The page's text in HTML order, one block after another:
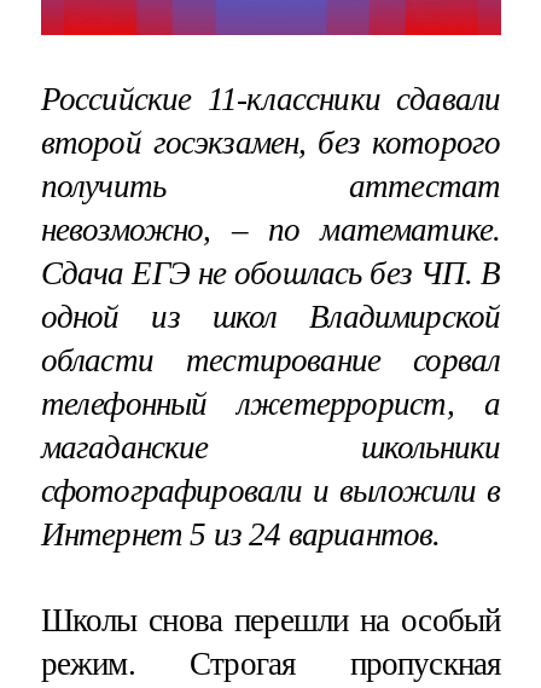
Российские 11-классники сдавали
второй госэкзамен, без которого
получить аттестат
невозможно, – по математике.
Сдача ЕГЭ не обошлась без ЧП. В
одной из школ Владимирской
области тестирование сорвал
телефонный лжетеррорист, а
магаданские школьники
сфотографировали и выложили в
Интернет 5 из 24 вариантов.
Школы снова перешли на особый
режим. Строгая пропускная